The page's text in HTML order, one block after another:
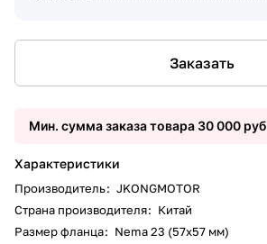
Заказать
Мин. сумма заказа товара 30 000 руб
Характеристики
Производитель: JKONGMOTOR
Страна производителя: Китай
Размер фланца: Nema 23 (57x57 мм)